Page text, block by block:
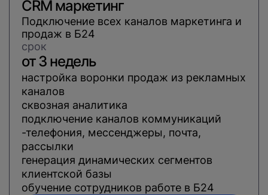
CRM маркетинг
Подключение всех каналов маркетинга и
продаж в Б24
cрок
от 3 недель
настройка воронки продаж из рекламных
каналов
сквозная аналитика
подключение каналов коммуникаций
телефония, мессенджеры, почта,
рассылки
генерация динамических сегментов
клиентской базы
обучение сотрудников работе в Б24